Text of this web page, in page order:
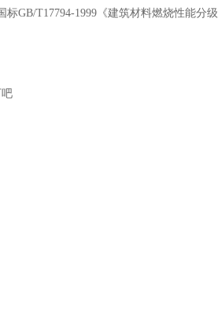
T17794-1999《建筑材料燃烧性能分